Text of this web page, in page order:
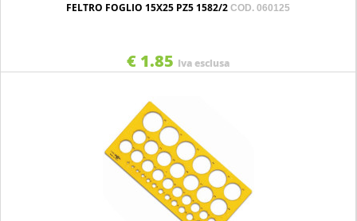
FELTRO FOGLIO 15X25 PZ5 1582/2 COD. 060125
€ 1.85 Iva esclusa